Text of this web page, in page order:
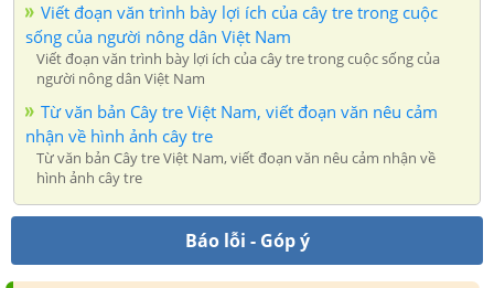
Viết đoạn văn trình bày lợi ích của cây tre trong cuộc
sống của người nông dân Việt Nam
Viết đoạn văn trình bày lợi ích của cây tre trong cuộc sống của
người nông dân Việt Nam
Từ văn bản Cây tre Việt Nam, viết đoạn văn nêu cảm
nhận về hình ảnh cây tre
Từ văn bản Cây tre Việt Nam, viết đoạn văn nêu cảm nhận về
hình ảnh cây tre
Báo lỗi - Góp ý